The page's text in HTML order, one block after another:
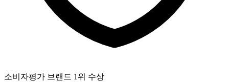
소비자평가 브랜드 1위 수상